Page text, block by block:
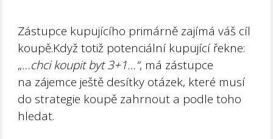
Zástupce kupujícího primárně zajímá váš cíl
koupě.Když totiž potenciální kupující řekne:
„…chci koupit byt 3+1…“, má zástupce
na zájemce ještě desítky otázek, které musí
do strategie koupě zahrnout a podle toho
hledat.